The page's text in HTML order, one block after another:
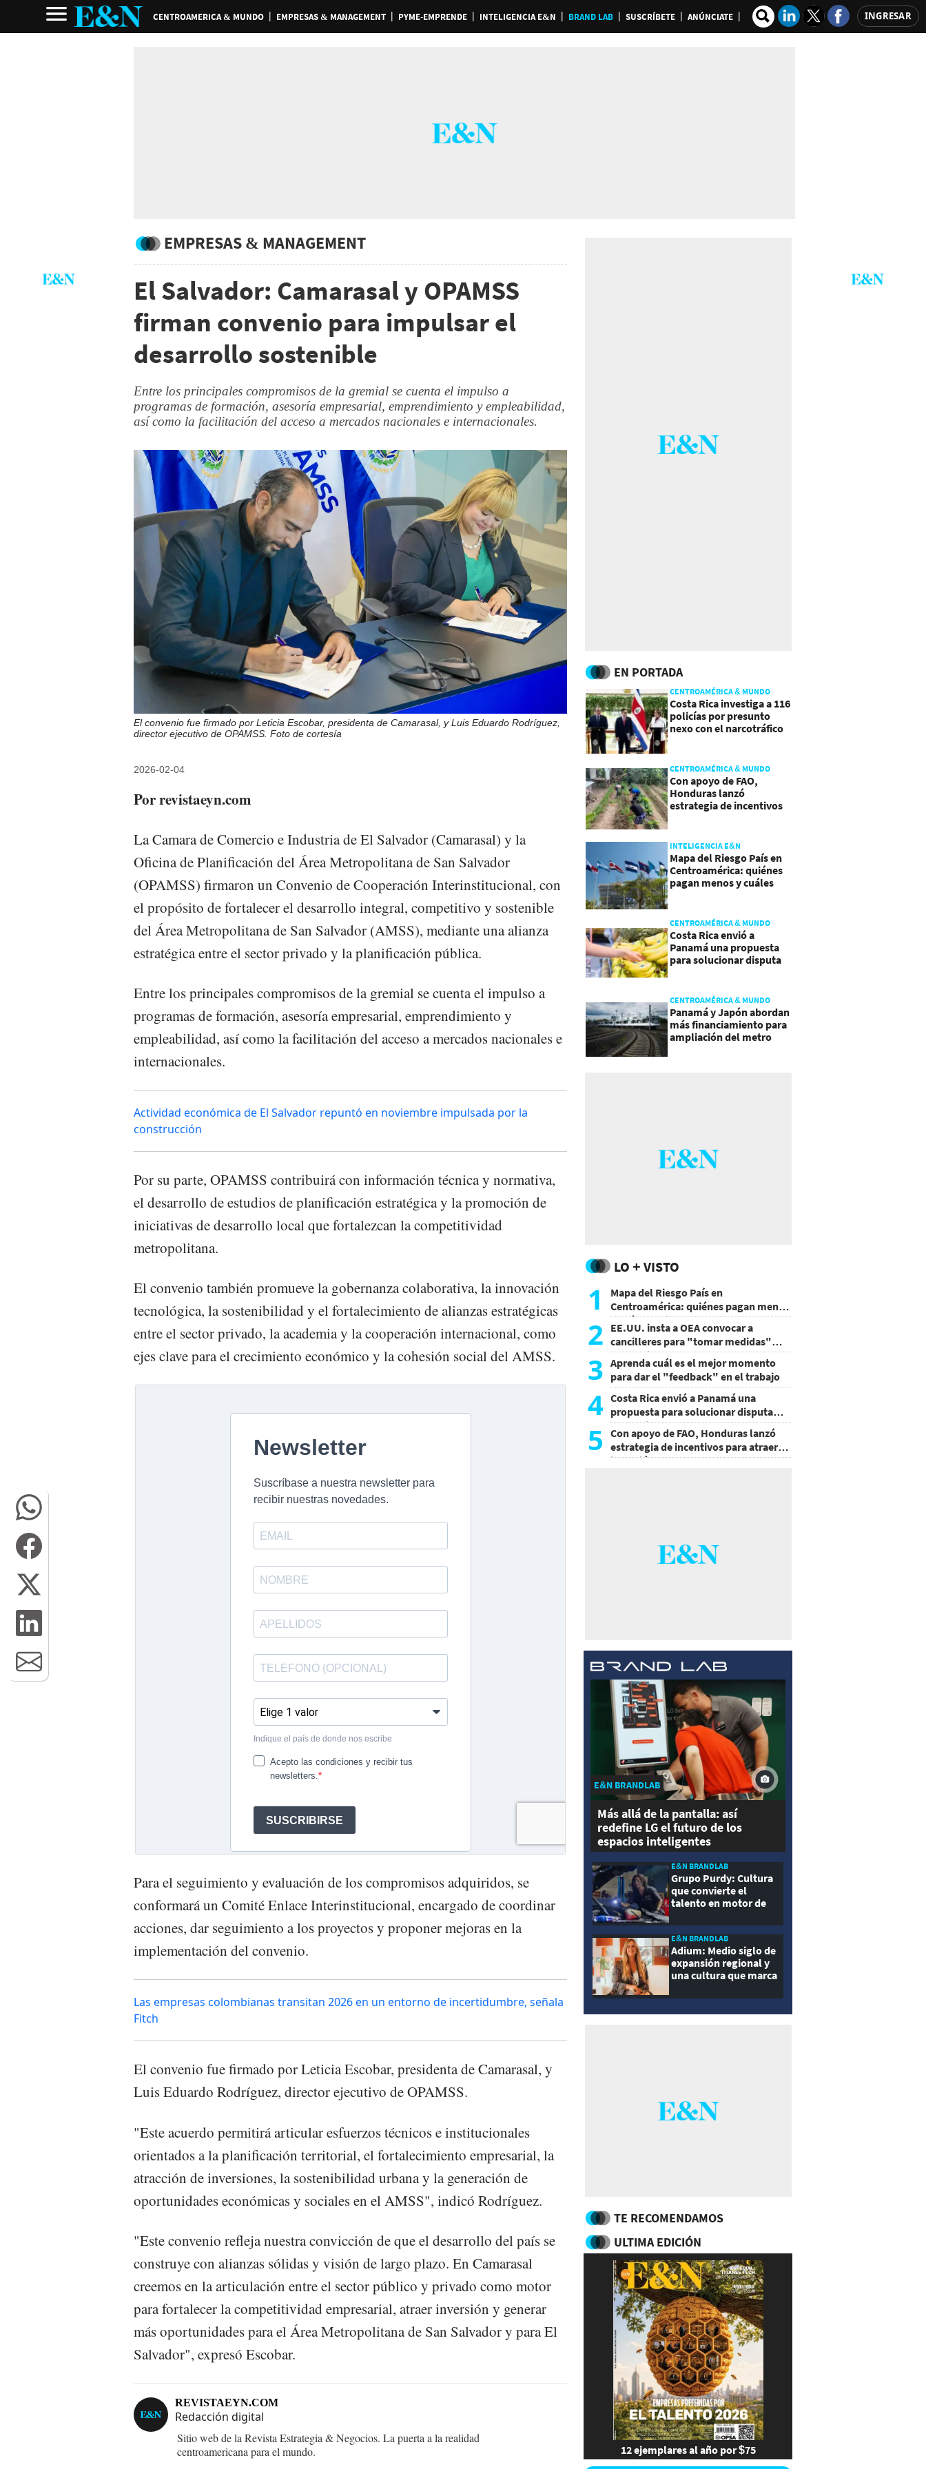
CENTROAMERICA & MUNDO EMPRESAS & MANAGEMENT PYME-EMPRENDE INTELIGENCIA E&N BRAND LAB SUSCRÍBETE ANÚNCIATE INGRESAR
EMPRESAS & MANAGEMENT
El Salvador: Camarasal y OPAMSS
firman convenio para impulsar el
desarrollo sostenible
Entre los principales compromisos de la gremial se cuenta el impulso a
programas de formación, asesoría empresarial, emprendimiento y empleabilidad,
así como la facilitación del acceso a mercados nacionales e internacionales.
El convenio fue firmado por Leticia Escobar, presidenta de Camarasal, y Luis Eduardo Rodríguez,
director ejecutivo de OPAMSS. Foto de cortesía
2026-02-04
Por revistaeyn.com
La Camara de Comercio e Industria de El Salvador (Camarasal) y la
Oficina de Planificación del Área Metropolitana de San Salvador
(OPAMSS) firmaron un Convenio de Cooperación Interinstitucional, con
el propósito de fortalecer el desarrollo integral, competitivo y sostenible
del Área Metropolitana de San Salvador (AMSS), mediante una alianza
estratégica entre el sector privado y la planificación pública.
Entre los principales compromisos de la gremial se cuenta el impulso a
programas de formación, asesoría empresarial, emprendimiento y
empleabilidad, así como la facilitación del acceso a mercados nacionales e
internacionales.
Actividad económica de El Salvador repuntó en noviembre impulsada por la
construcción
Por su parte, OPAMSS contribuirá con información técnica y normativa,
el desarrollo de estudios de planificación estratégica y la promoción de
iniciativas de desarrollo local que fortalezcan la competitividad
metropolitana.
El convenio también promueve la gobernanza colaborativa, la innovación
tecnológica, la sostenibilidad y el fortalecimiento de alianzas estratégicas
entre el sector privado, la academia y la cooperación internacional, como
ejes clave para el crecimiento económico y la cohesión social del AMSS.
Para el seguimiento y evaluación de los compromisos adquiridos, se
conformará un Comité Enlace Interinstitucional, encargado de coordinar
acciones, dar seguimiento a los proyectos y proponer mejoras en la
implementación del convenio.
Las empresas colombianas transitan 2026 en un entorno de incertidumbre, señala
Fitch
El convenio fue firmado por Leticia Escobar, presidenta de Camarasal, y
Luis Eduardo Rodríguez, director ejecutivo de OPAMSS.
"Este acuerdo permitirá articular esfuerzos técnicos e institucionales
orientados a la planificación territorial, el fortalecimiento empresarial, la
atracción de inversiones, la sostenibilidad urbana y la generación de
oportunidades económicas y sociales en el AMSS", indicó Rodríguez.
"Este convenio refleja nuestra convicción de que el desarrollo del país se
construye con alianzas sólidas y visión de largo plazo. En Camarasal
creemos en la articulación entre el sector público y privado como motor
para fortalecer la competitividad empresarial, atraer inversión y generar
más oportunidades para el Área Metropolitana de San Salvador y para El
Salvador", expresó Escobar.
REVISTAEYN.COM
Redacción digital
Sitio web de la Revista Estrategia & Negocios. La puerta a la realidad
centroamericana para el mundo.
EN PORTADA
CENTROAMÉRICA & MUNDO
Costa Rica investiga a 116
policías por presunto
nexo con el narcotráfico
CENTROAMÉRICA & MUNDO
Con apoyo de FAO,
Honduras lanzó
estrategia de incentivos
INTELIGENCIA E&N
Mapa del Riesgo País en
Centroamérica: quiénes
pagan menos y cuáles
CENTROAMÉRICA & MUNDO
Costa Rica envió a
Panamá una propuesta
para solucionar disputa
CENTROAMÉRICA & MUNDO
Panamá y Japón abordan
más financiamiento para
ampliación del metro
LO + VISTO
1
Mapa del Riesgo País en
Centroamérica: quiénes pagan menos
y cuáles mejoraron
2 EE.UU. insta a OEA convocar a
cancilleres para "tomar medidas"
sobre Nicaragua
3 Aprenda cuál es el mejor momento
para dar el "feedback" en el trabajo
4 Costa Rica envió a Panamá una
propuesta para solucionar disputa
comercial
5
Con apoyo de FAO, Honduras lanzó
estrategia de incentivos para atraer
inversión al agro
E&N BRANDLAB
Más allá de la pantalla: así
redefine LG el futuro de los
espacios inteligentes
E&N BRANDLAB
Grupo Purdy: Cultura
que convierte el
talento en motor de
E&N BRANDLAB
Adium: Medio siglo de
expansión regional y
una cultura que marca
TE RECOMENDAMOS
ULTIMA EDICIÓN
12 ejemplares al año por $75